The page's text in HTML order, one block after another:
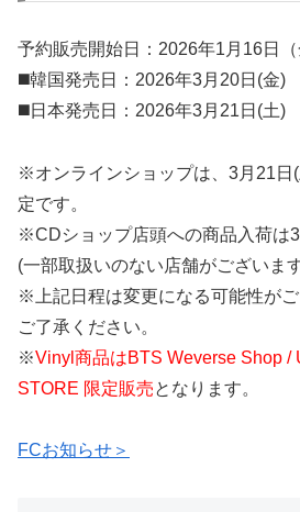
予約販売開始日：2026年1月16日
◼️韓国発売日：2026年3月20日(金)
◼️日本発売日：2026年3月21日(土)
※オンラインショップは、3月21日
定です。
※CDショップ店頭への商品入荷は
(一部取扱いのない店舗がございます
※上記日程は変更になる可能性が
ご了承ください。
※Vinyl商品はBTS Weverse Shop /
STORE 限定販売となります。
FCお知らせ＞